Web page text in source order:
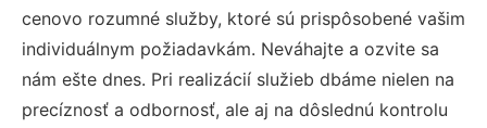
cenovo rozumné služby, ktoré sú prispôsobené vašim
individuálnym požiadavkám. Neváhajte a ozvite sa
nám ešte dnes. Pri realizácií služieb dbáme nielen na
precíznosť a odbornosť, ale aj na dôslednú kontrolu